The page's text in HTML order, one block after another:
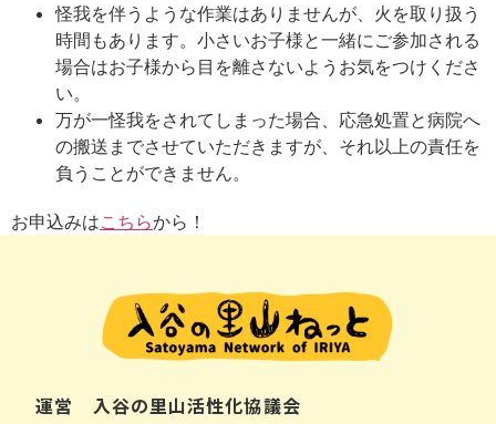
怪我を伴うような作業はありませんが、火を取り扱う
時間もあります。小さいお子様と一緒にご参加される
場合はお子様から目を離さないようお気をつけくださ
い。
万が一怪我をされてしまった場合、応急処置と病院へ
の搬送までさせていただきますが、それ以上の責任を
負うことができません。
お申込みはこちらから！
運営 入谷の里山活性化協議会